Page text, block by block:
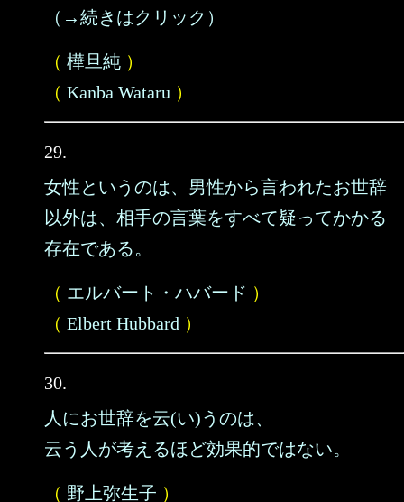
（→続きはクリック）
（ 樺旦純 ）
（ Kanba Wataru ）
29.
女性というのは、男性から言われたお世辞
以外は、相手の言葉をすべて疑ってかかる
存在である。
（ エルバート・ハバード ）
（ Elbert Hubbard ）
30.
人にお世辞を云(い)うのは、
云う人が考えるほど効果的ではない。
（ 野上弥生子 ）